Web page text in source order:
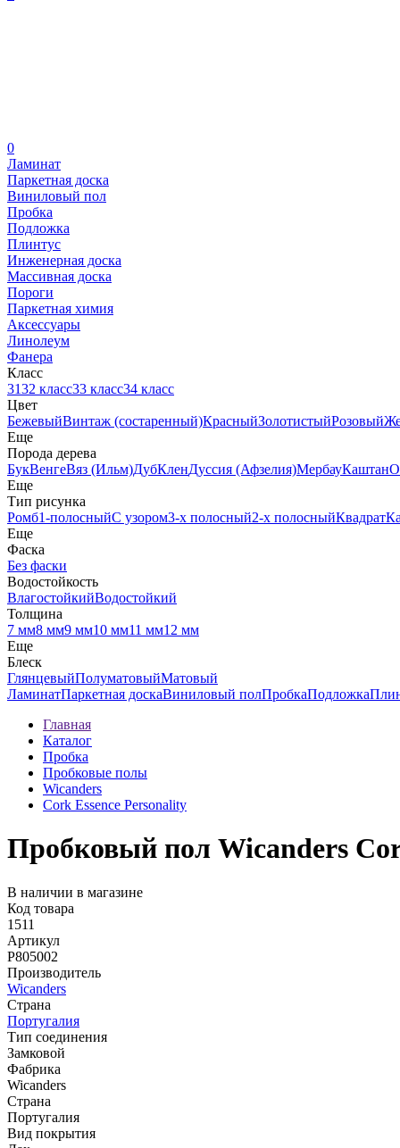
0
Ламинат
Паркетная доска
Виниловый пол
Пробка
Подложка
Плинтус
Инженерная доска
Массивная доска
Пороги
Паркетная химия
Аксессуары
Линолеум
Фанера
Класс
3132 класс33 класс34 класс
Цвет
БежевыйВинтаж (состаренный)КрасныйЗолотистыйРозовый
Еще
Порода дерева
БукВенгеВяз (Ильм)ДубКленДуссия (Афзелия)МербауКаштан
Еще
Тип рисунка
Ромб1-полосныйС узором3-х полосный2-х полосныйКвадрат
Еще
Фаска
Без фаски
Водостойкость
ВлагостойкийВодостойкий
Толщина
7 мм8 мм9 мм10 мм11 мм12 мм
Еще
Блеск
ГлянцевыйПолуматовыйМатовый
ЛаминатПаркетная доскаВиниловый полПробкаПодложка
Главная
Каталог
Пробка
Пробковые полы
Wicanders
Cork Essence Personality
Пробковый пол Wicanders
В наличии в магазине
Код товара
1511
Артикул
P805002
Производитель
Wicanders
Страна
Португалия
Тип соединения
Замковой
Фабрика
Wicanders
Страна
Португалия
Вид покрытия